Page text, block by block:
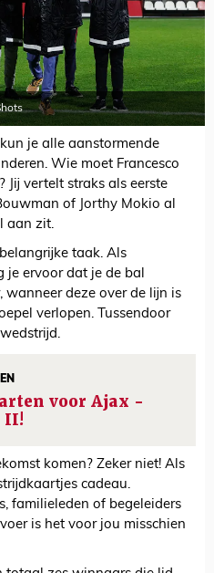
je alle aanstormende
Wie moet Francesco
Jij vertelt straks als eerste
of Jorthy Mokio al
aan zit.
taak. Als
je ervoor dat je de bal
wanneer deze over de lijn is
verlopen. Tussendoor
voor Ajax -
II!
komen? Zeker niet! Als
cadeau.
familieleden of begeleiders
is het voor jou misschien